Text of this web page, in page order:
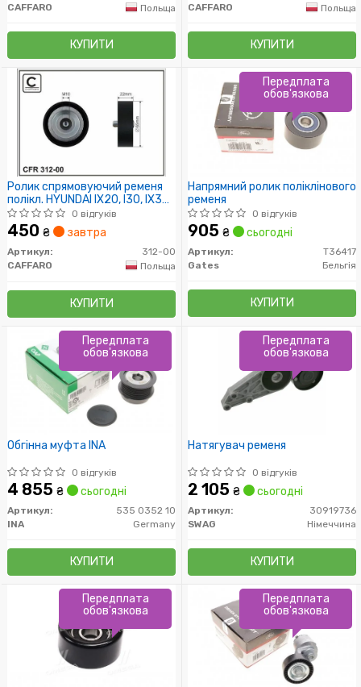
CAFFARO
Польща
КУПИТИ
CAFFARO
Польща
КУПИТИ
Ролик спрямовуючий ременя
полікл. HYUNDAI IX20, I30, IX35;
KIA CEED 1.4D-1.7D 02.08-
0 відгуків
450 ₴ завтра
Артикул:
312-00
CAFFARO
Польща
КУПИТИ
Напрямний ролик поліклінового
ременя
0 відгуків
905 ₴ сьогодні
Артикул:
T36417
Gates
Бельгія
КУПИТИ
Передплата
обов'язкова
Обгінна муфта INA
0 відгуків
4 855 ₴ сьогодні
Артикул:
535 0352 10
INA
Germany
КУПИТИ
Передплата
обов'язкова
Натягувач ременя
0 відгуків
2 105 ₴ сьогодні
Артикул:
30919736
SWAG
Німеччина
КУПИТИ
Передплата
обов'язкова
Передплата
обов'язкова
Передплата
обов'язкова